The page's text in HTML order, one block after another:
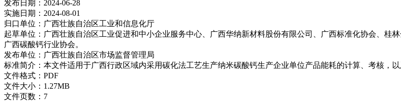
发布日期： 2024-06-28
实施日期： 2024-08-01
归口单位： 广西壮族自治区工业和信息化厅
起草单位： 广西壮族自治区工业促进和中小企业服务中心、广西华纳新材料股份有限公司、广西标准化协会、桂
广西碳酸钙行业协会。
发布单位： 广西壮族自治区市场监督管理局
标准简介： 本文件适用于广西行政区域内采用碳化法工艺生产纳米碳酸钙生产企业单位产品能耗的计算、考核，以
文件格式： PDF
文件大小： 1.27MB
文件页数： 7